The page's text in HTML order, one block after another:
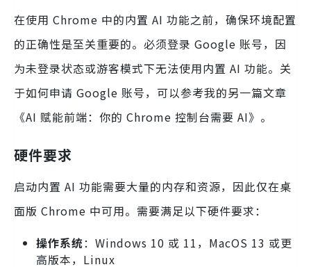
在使用 Chrome 中的内置 AI 功能之前，确保环境配置
的正确性是至关重要的。必须登录 Google 账号，因
为未登录状态或游客模式下无法使用内置 AI 功能。关
于如何申请 Google 账号，可以参考我的另一篇文章
《AI 赋能前端：你的 Chrome 控制台需要 AI》。
硬件要求
启动内置 AI 功能需要大量的内存和资源，因此仅在桌
面版 Chrome 中可用。需要满足以下硬件要求：
操作系统：Windows 10 或 11，MacOS 13 或更
高版本，Linux